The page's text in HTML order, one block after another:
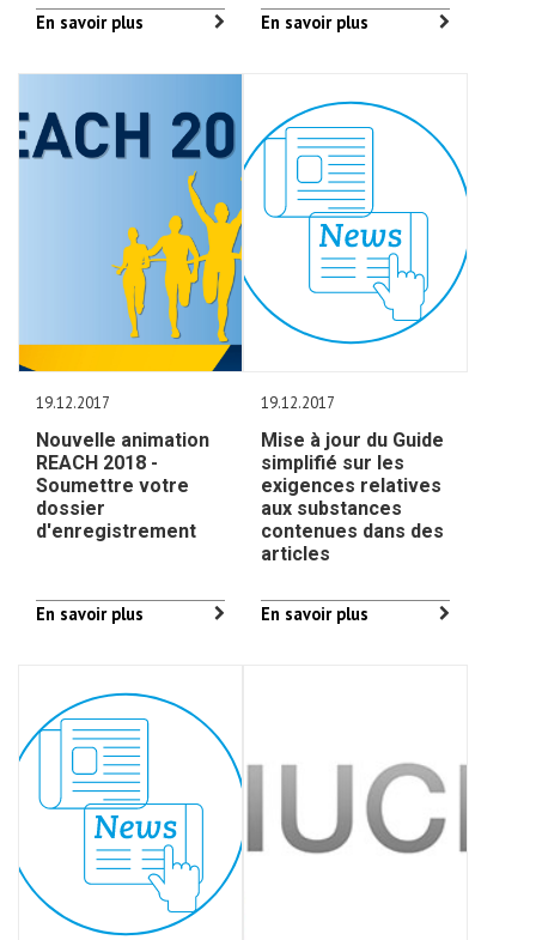
En savoir plus
En savoir plus
19.12.2017
Nouvelle animation
REACH 2018 -
Soumettre votre
dossier
d'enregistrement
En savoir plus
19.12.2017
Mise à jour du Guide
simplifié sur les
exigences relatives
aux substances
contenues dans des
articles
En savoir plus